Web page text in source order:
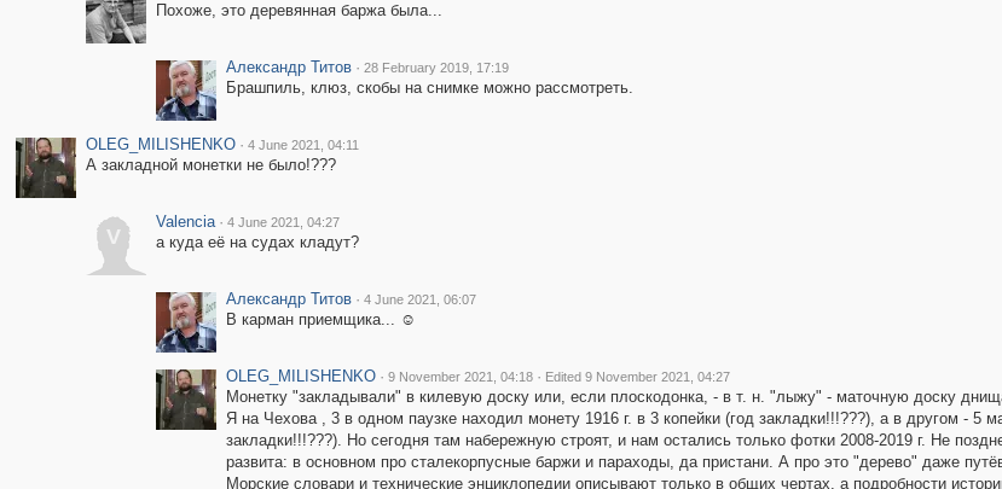
Похоже, это деревянная баржа была...
Александр Титов · 28 February 2019, 17:19
Брашпиль, клюз, скобы на снимке можно рассмотреть.
OLEG_MILISHENKO · 4 June 2021, 04:11
А закладной монетки не было!???
V
Valencia · 4 June 2021, 04:27
а куда её на судах кладут?
Александр Титов · 4 June 2021, 06:07
В карман приемщика... ☺
OLEG_MILISHENKO · 9 November 2021, 04:18 · Edited 9 November 2021, 04:27
Монетку "закладывали" в килевую доску или, если плоскодонка, - в т. н. "лыжу" - маточную доску
Я на Чехова , 3 в одном паузке находил монету 1916 г. в 3 копейки (год закладки!!!???), а в другом - 5
закладки!!!???). Но сегодня там набережную строят, и нам остались только фотки 2008-2019 г. Не
развита: в основном про сталекорпусные баржи и параходы, да пристани. А про это "дерево" даже
Морские словари и технические энциклопедии описывают только в общих чертах, а подробности